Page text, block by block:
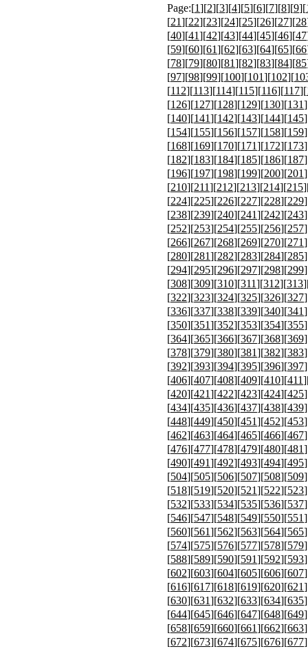
Page:[1][2][3][4][5][6][7][8][9][
[21][22][23][24][25][26][27][28
[40][41][42][43][44][45][46][47
[59][60][61][62][63][64][65][66
[78][79][80][81][82][83][84][85
[97][98][99][100][101][102][
[112][113][114][115][116][117][
[126][127][128][129][130][131
[140][141][142][143][144][145
[154][155][156][157][158][159
[168][169][170][171][172][173
[182][183][184][185][186][187
[196][197][198][199][200][201
[210][211][212][213][214][215
[224][225][226][227][228][229
[238][239][240][241][242][243
[252][253][254][255][256][257
[266][267][268][269][270][271
[280][281][282][283][284][285
[294][295][296][297][298][299
[308][309][310][311][312][313
[322][323][324][325][326][327
[336][337][338][339][340][341
[350][351][352][353][354][355
[364][365][366][367][368][369
[378][379][380][381][382][383
[392][393][394][395][396][397
[406][407][408][409][410][411
[420][421][422][423][424][425
[434][435][436][437][438][439
[448][449][450][451][452][453
[462][463][464][465][466][467
[476][477][478][479][480][481
[490][491][492][493][494][495
[504][505][506][507][508][509
[518][519][520][521][522][523
[532][533][534][535][536][537
[546][547][548][549][550][551
[560][561][562][563][564][565
[574][575][576][577][578][579
[588][589][590][591][592][593
[602][603][604][605][606][607
[616][617][618][619][620][621
[630][631][632][633][634][635
[644][645][646][647][648][649
[658][659][660][661][662][663
[672][673][674][675][676][677